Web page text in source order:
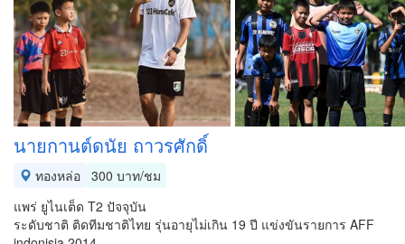
นายกานต์ดนัย ถาวรศักดิ์
ทองหล่อ 300 บาท/ชม
แพร่ ยูไนเต็ด T2 ปัจจุบัน
ระดับชาติ ติดทีมชาติไทย รุ่นอายุไม่เกิน 19 ปี แข่งขันรายการ AFF